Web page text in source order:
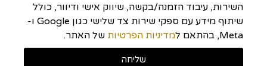
השירות, עיבוד הזמנה/בקשה, שיווק אישי ודיוור, כולל
שיתוף מידע עם ספקי שירות צד שלישי כגון Google ו-
Meta, בהתאם ל
מדיניות הפרטיות של האתר.
שליחה